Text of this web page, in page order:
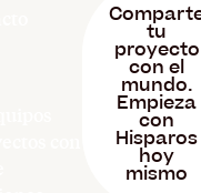
tu
proyecto
con el
mundo.
Empieza
con
Hisparos
hoy
mismo